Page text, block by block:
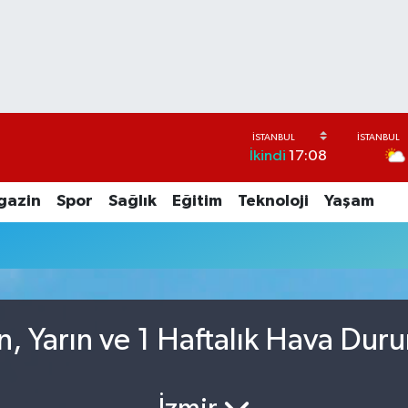
İkindi 17:08
Spor Sağlık Eğitim Teknoloji Yaşam
Yarın ve 1 Haftalık Hava